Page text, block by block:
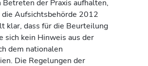
Betreten der Praxis aufhalten,
Aufsichtsbehörde 2012
klar, dass für die Beurteilung
sich kein Hinweis aus der
dem nationalen
Die Regelungen der